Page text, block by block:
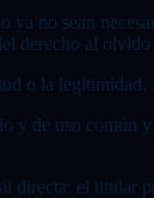
no sean
derecho al olvido
o la
de uso común
directa: el titular